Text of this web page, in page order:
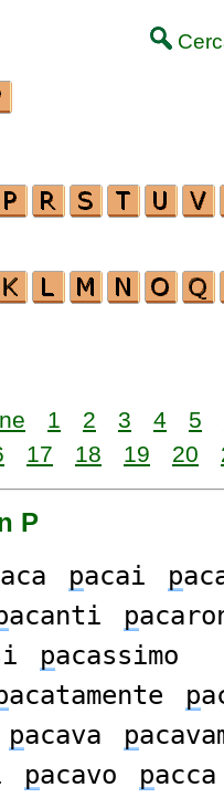
1 2 3 4 5
17 18 19 20
P
aca pacai p
acanti p
pacassimo
acatamente p
pacava p
pacavo pacca